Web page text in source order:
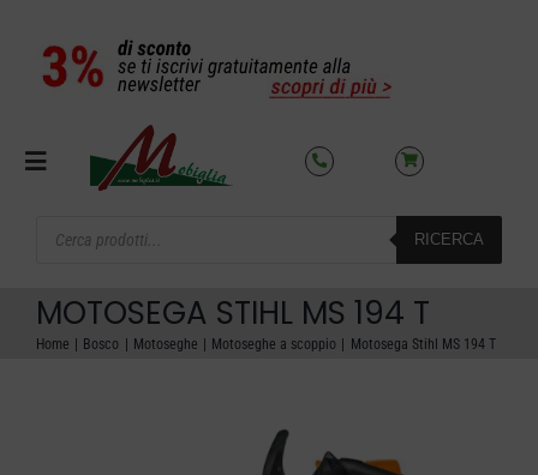
contenuto
Toggle
OFFERTE DEL MESE
search
RICERCA
MOTOSEGA STIHL MS 194 T
Home Bosco Motoseghe Motoseghe a scoppio Motosega Stihl MS 194 T